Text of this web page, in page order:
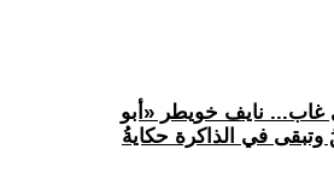
غاب... نايف خويطر «أبو
في الذاكرة حكايةُ